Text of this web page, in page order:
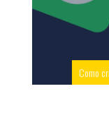
Como